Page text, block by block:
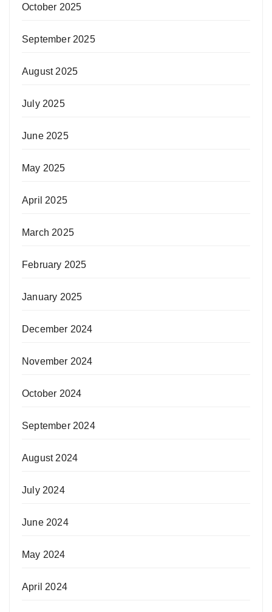
October 2025
September 2025
August 2025
July 2025
June 2025
May 2025
April 2025
March 2025
February 2025
January 2025
December 2024
November 2024
October 2024
September 2024
August 2024
July 2024
June 2024
May 2024
April 2024